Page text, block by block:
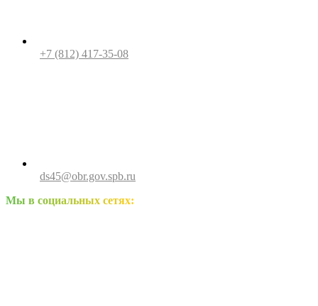
+7 (812) 417-35-08
ds45@obr.gov.spb.ru
Мы в социальных сетях: